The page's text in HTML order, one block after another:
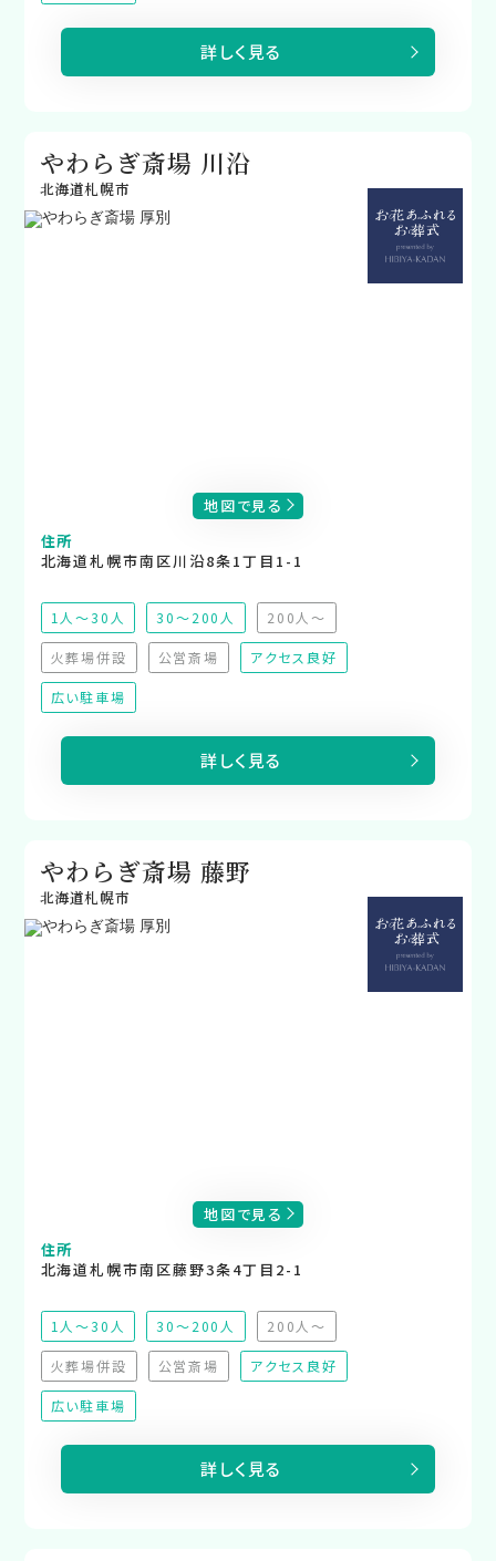
詳しく見る
やわらぎ斎場 川沿
北海道札幌市
地図で見る
住所
北海道札幌市南区川沿8条1丁目1-1
1人～30人 30～200人
200人～
（非推奨）
火葬場併設
（非対応）
公営斎場
（非対応）
アクセス良好
広い駐車場
詳しく見る
やわらぎ斎場 藤野
北海道札幌市
地図で見る
住所
北海道札幌市南区藤野3条4丁目2-1
1人～30人 30～200人
200人～
（非推奨）
火葬場併設
（非対応）
公営斎場
（非対応）
アクセス良好
広い駐車場
詳しく見る